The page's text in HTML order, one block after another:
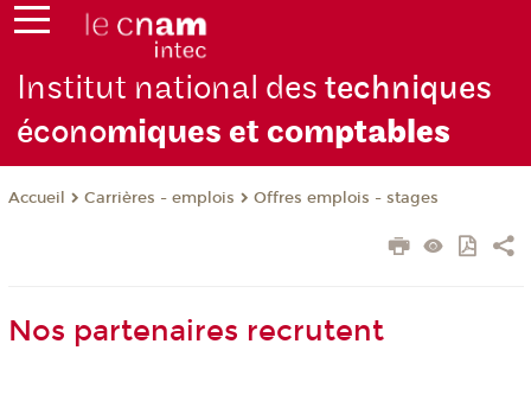
Institut national destechniques
économiques et comptables
Accueil Carrières - emplois Offres emplois - stages
Nos partenaires recrutent